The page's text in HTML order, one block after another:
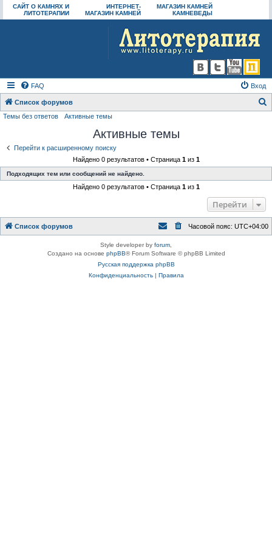
САЙТ О КАМНЯХ И
ЛИТОТЕРАПИИ
ИНТЕРНЕТ-
МАГАЗИН КАМНЕЙ
МАГАЗИН КАМНЕЙ
КАМНЕВЕДЫ
FAQ Вход
Список форумов
Темы без ответов Активные темы
Активные темы
Перейти к расширенному поиску
Найдено 0 результатов • Страница 1из 1
Подходящих тем или сообщений не найдено.
Найдено 0 результатов • Страница 1из 1
Перейти
Список форумов Часовой пояс: UTC+04:00
Style developer by forum
Создано на основе phpBB® Forum Software © phpBB Limited
Русская поддержка phpBB
Конфиденциальность| Правила